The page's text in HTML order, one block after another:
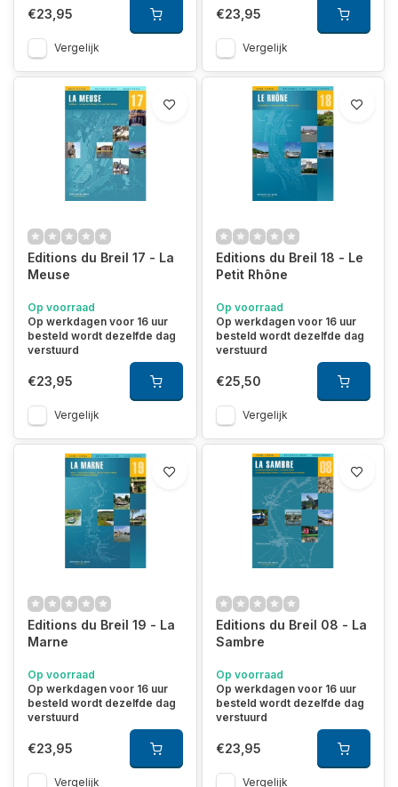
€23,95
Vergelijk
€23,95
Vergelijk
Editions du Breil 17 - La
Meuse
Op voorraad
Op werkdagen voor 16 uur
besteld wordt dezelfde dag
verstuurd
€23,95
Vergelijk
Editions du Breil 18 - Le
Petit Rhône
Op voorraad
Op werkdagen voor 16 uur
besteld wordt dezelfde dag
verstuurd
€25,50
Vergelijk
Editions du Breil 19 - La
Marne
Op voorraad
Op werkdagen voor 16 uur
besteld wordt dezelfde dag
verstuurd
€23,95
Vergelijk
Editions du Breil 08 - La
Sambre
Op voorraad
Op werkdagen voor 16 uur
besteld wordt dezelfde dag
verstuurd
€23,95
Vergelijk